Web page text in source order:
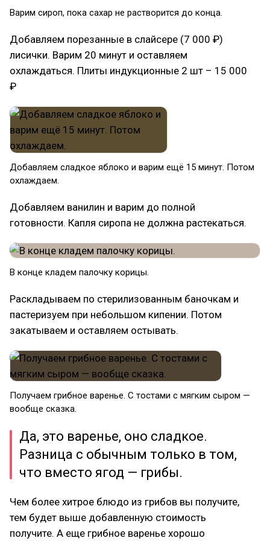
Варим сироп, пока сахар не растворится до конца.
Добавляем порезанные в слайсере (7 000 ₽)
лисички. Варим 20 минут и оставляем
охлаждаться. Плиты индукционные 2 шт – 15 000
₽
Добавляем сладкое яблоко и варим ещё 15 минут. Потом
охлаждаем.
Добавляем ванилин и варим до полной
готовности. Капля сиропа не должна растекаться.
В конце кладем палочку корицы.
Раскладываем по стерилизованным баночкам и
пастеризуем при небольшом кипении. Потом
закатываем и оставляем остывать.
Получаем грибное варенье. С тостами с мягким сыром —
вообще сказка.
Да, это варенье, оно сладкое.
Разница с обычным только в том,
что вместо ягод — грибы.
Чем более хитрое блюдо из грибов вы получите,
тем будет выше добавленную стоимость
получите. А еще грибное варенье хорошо